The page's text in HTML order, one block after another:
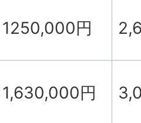
1250,000円
1,630,000円